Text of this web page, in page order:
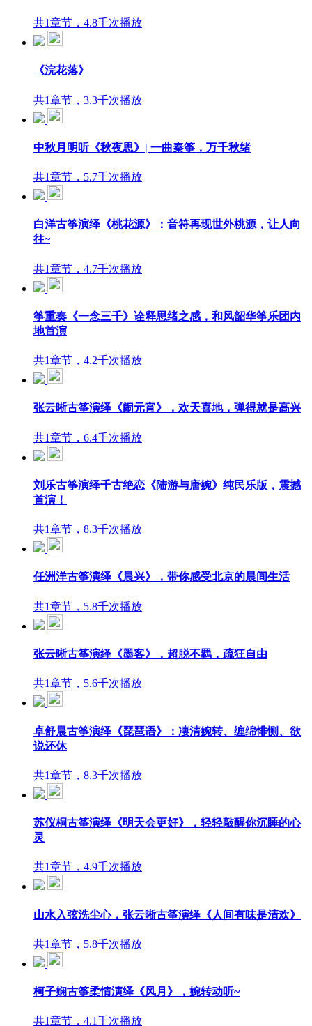
共1章节，4.8千次播放
《浣花落》
共1章节，3.3千次播放
中秋月明听《秋夜思》| 一曲秦筝，万千秋绪
共1章节，5.7千次播放
白洋古筝演绎《桃花源》：音符再现世外桃源，让人向
往~
共1章节，4.7千次播放
筝重奏《一念三千》诠释思绪之感，和风韶华筝乐团内
地首演
共1章节，4.2千次播放
张云晰古筝演绎《闹元宵》，欢天喜地，弹得就是高兴
共1章节，6.4千次播放
刘乐古筝演绎千古绝恋《陆游与唐婉》纯民乐版，震撼
首演！
共1章节，8.3千次播放
任洲洋古筝演绎《晨兴》，带你感受北京的晨间生活
共1章节，5.8千次播放
张云晰古筝演绎《墨客》，超脱不羁，疏狂自由
共1章节，5.6千次播放
卓舒晨古筝演绎《琵琶语》：凄清婉转、缠绵悱恻、欲
说还休
共1章节，8.3千次播放
苏仪桐古筝演绎《明天会更好》，轻轻敲醒你沉睡的心
灵
共1章节，4.9千次播放
山水入弦洗尘心，张云晰古筝演绎《人间有味是清欢》
共1章节，5.8千次播放
柯子娴古筝柔情演绎《风月》，婉转动听~
共1章节，4.1千次播放